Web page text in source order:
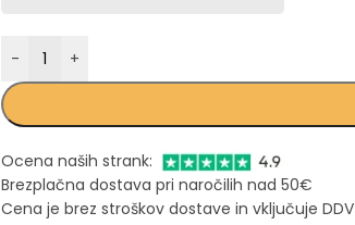
- +
Ocena naših strank:
Brezplačna dostava pri naročilih nad 50€
Cena je brez stroškov dostave in vključuje DDV